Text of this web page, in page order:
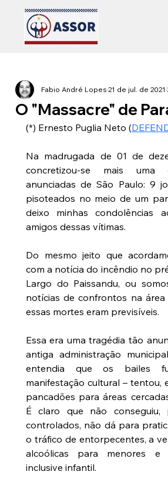
O "Massacre" de
Fabio André Lopes21 de jul. de 2021
(*) Ernesto Puglia Neto (
Na madrugada de 01 de
concretizou-se mais uma
anunciadas de São Paulo: 9
pisoteados no meio de um
deixo minhas condolências
amigos dessas vítimas.
Do mesmo jeito que
com a notícia do incêndio no
Largo do Paissandu, ou
notícias de confrontos na área
essas mortes eram previsíveis.
Essa era uma tragédia tão
antiga administração
entendia que os bailes
manifestação cultural – tentou,
pancadões para áreas
É claro que não conseguiu,
controlados, não dá para
o tráfico de entorpecentes, a
alcoólicas para menores e
inclusive infantil.